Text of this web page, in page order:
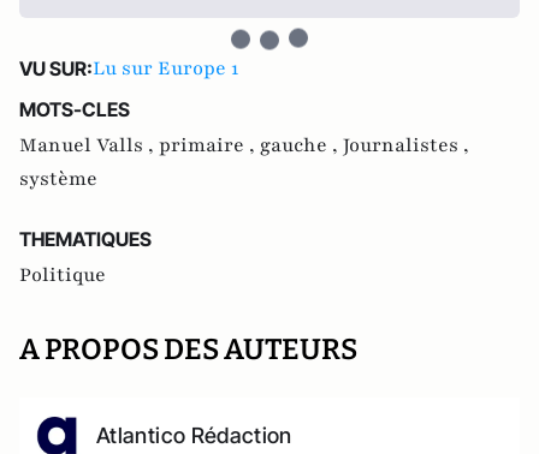
VU SUR:Lu sur Europe 1
MOTS-CLES
Manuel Valls , primaire , gauche , Journalistes ,
système
THEMATIQUES
Politique
A PROPOS DES AUTEURS
Atlantico Rédaction